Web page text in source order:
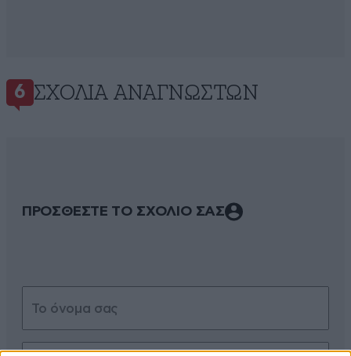
6 ΣΧΌΛΙΑ ΑΝΑΓΝΩΣΤΏΝ
ΠΡΟΣΘΕΣΤΕ ΤΟ ΣΧΟΛΙΟ ΣΑΣ